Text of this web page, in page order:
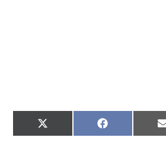
Compartir
en
X
(
Compartir
en
F
a